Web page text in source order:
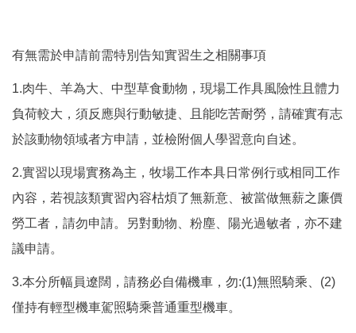
有無需於申請前需特別告知實習生之相關事項
1.肉牛、羊為大、中型草食動物，現場工作具風險性且體力
負荷較大，須反應與行動敏捷、且能吃苦耐勞，請確實有志
於該動物領域者方申請，並檢附個人學習意向自述。
2.實習以現場實務為主，牧場工作本具日常例行或相同工作
內容，若視該類實習內容枯煩了無新意、被當做無薪之廉價
勞工者，請勿申請。另對動物、粉塵、陽光過敏者，亦不建
議申請。
3.本分所幅員遼闊，請務必自備機車，勿:(1)無照騎乘、(2)
僅持有輕型機車駕照騎乘普通重型機車。